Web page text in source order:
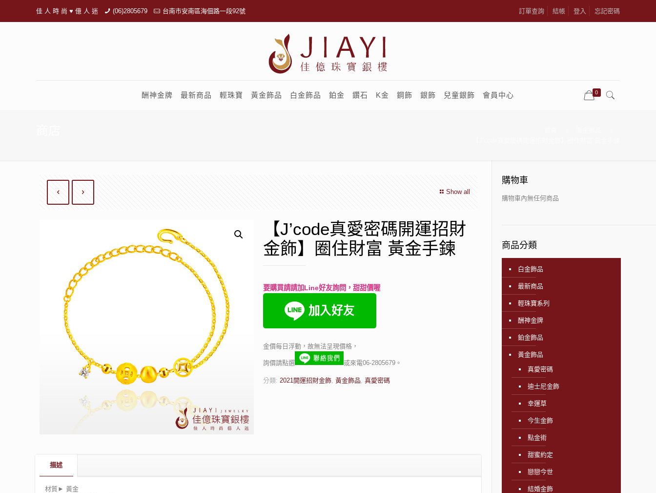
佳 人 時 尚 ♥ 億 人 迷 (06)2805679 台南市安南區海佃路一段92號 訂單查詢 結帳 登入 忘記密碼
酬神金牌 最新商品 輕珠寶 黃金飾品 白金飾品 鉑金 鑽石 K金 鋼飾 銀飾 兒童銀飾 會員中心 0
Show all
【J’code真愛密碼開運招財
金飾】圈住財富 黃金手鍊
要購買請請加Line好友詢問，甜甜價喔
金價每日浮動，故無法呈現價格，
詢價請點選 或來電06-2805679。
分類: 2021開運招財金飾, 黃金飾品, 真愛密碼
描述
材質► 黃金
購物車
購物車內無任何商品
商品分類
白金飾品
最新商品
輕珠寶系列
酬神金牌
鉑金飾品
黃金飾品
真愛密碼
迪士尼金飾
幸運草
今生金飾
點金術
甜蜜約定
戀戀今世
結婚金飾